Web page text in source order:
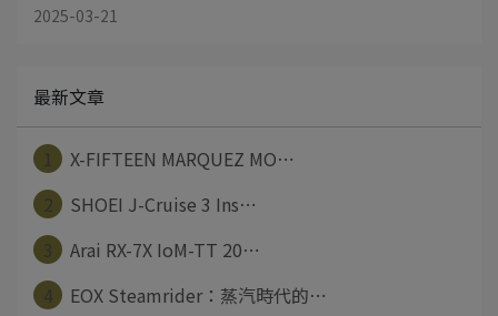
2025-03-21
最新文章
X-FIFTEEN MARQUEZ MO⋯
SHOEI J-Cruise 3 Ins⋯
Arai RX-7X IoM-TT 20⋯
EOX Steamrider：蒸汽時代的⋯